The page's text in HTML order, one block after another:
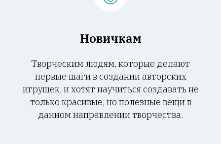
Новичкам
Творческим людям, которые делают
первые шаги в создании авторских
игрушек, и хотят научиться создавать не
только красивые, но полезные вещи в
данном направлении творчества.